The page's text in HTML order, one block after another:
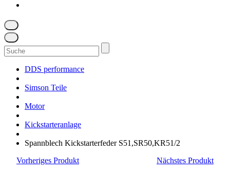
Suchen
nach:
DDS performance
Simson Teile
Motor
Kickstarteranlage
Spannblech Kickstarterfeder S51,SR50,KR51/2
Vorheriges Produkt
Nächstes Produkt